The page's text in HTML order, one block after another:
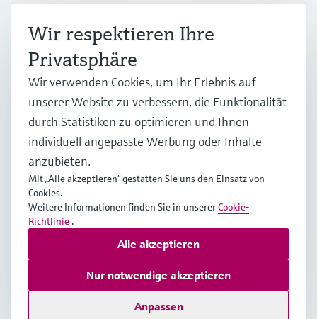
Branchen
Support
Unternehmen
DEU
Copyright © Endress+Hauser Group Services AG
Nutzungsbedingungen
Datenschutz
Rechtliches und AGB Deutschland
Wir respektieren Ihre
Privatsphäre
Wir verwenden Cookies, um Ihr Erlebnis auf
unserer Website zu verbessern, die Funktionalität
durch Statistiken zu optimieren und Ihnen
individuell angepasste Werbung oder Inhalte
anzubieten.
Mit „Alle akzeptieren“ gestatten Sie uns den Einsatz von
Cookies.
Weitere Informationen finden Sie in unsererCookie-
Richtlinie .
Anpassen
Nur notwendige akzeptieren
Alle akzeptieren